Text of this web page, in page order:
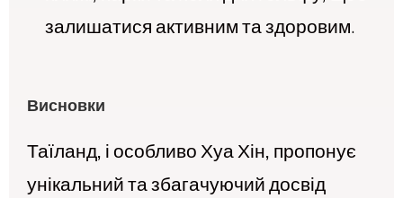
залишатися активним та здоровим.
Висновки
Таїланд, і особливо Хуа Хін, пропонує
унікальний та збагачуючий досвід